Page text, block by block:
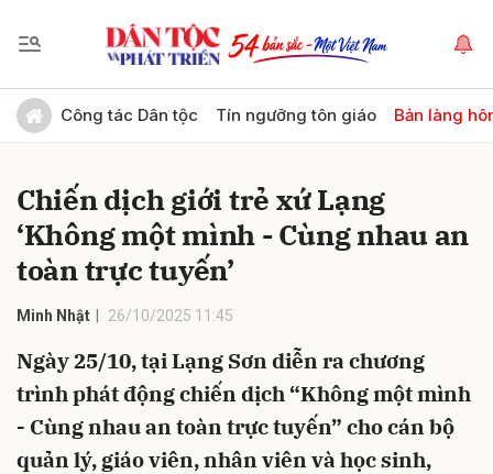
Công tác Dân tộc Tín ngưỡng tôn giáo Bản làng
Chiến dịch giới trẻ xứ Lạng
‘Không một mình - Cùng nhau an
toàn trực tuyến’
Minh Nhật 26/10/2025 11:45
Ngày 25/10, tại Lạng Sơn diễn ra chương
trình phát động chiến dịch “Không một mình
- Cùng nhau an toàn trực tuyến” cho cán bộ
quản lý, giáo viên, nhân viên và học sinh,
Gửi bình luận